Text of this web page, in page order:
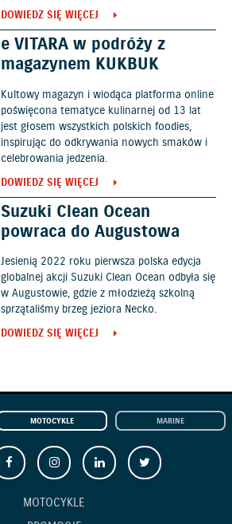
DOWIEDZ SIĘ WIĘCEJ
e VITARA w podróży z
magazynem KUKBUK
Kultowy magazyn i wiodąca platforma online
poświęcona tematyce kulinarnej od 13 lat
jest głosem wszystkich polskich foodies,
inspirując do odkrywania nowych smaków i
celebrowania jedzenia.
DOWIEDZ SIĘ WIĘCEJ
Suzuki Clean Ocean
powraca do Augustowa
Jesienią 2022 roku pierwsza polska edycja
globalnej akcji Suzuki Clean Ocean odbyła się
w Augustowie, gdzie z młodzieżą szkolną
sprzątaliśmy brzeg jeziora Necko.
DOWIEDZ SIĘ WIĘCEJ
MOTOCYKLE MARINE
MOTOCYKLE